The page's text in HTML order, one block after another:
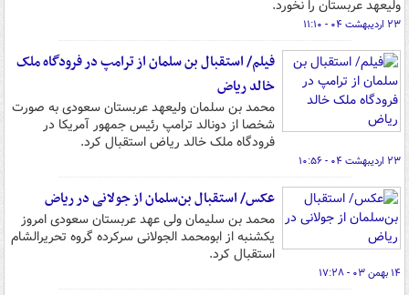
ولیعهد عربستان را نخورد.
۲۳ اردیبهشت ۰۴ - ۱۱:۱۰
فیلم/ استقبال بن سلمان از ترامپ در فرودگاه ملک
خالد ریاض
محمد بن سلمان ولیعهد عربستان سعودی به صورت
شخصا از دونالد ترامپ رئیس جمهور آمریکا در
فرودگاه ملک خالد ریاض استقبال کرد.
۲۳ اردیبهشت ۰۴ - ۱۰:۵۶
عکس/ استقبال بن‌سلمان از جولانی در ریاض
محمد بن سلیمان ولی عهد عربستان سعودی امروز
یکشنبه از ابومحمد الجولانی سرکرده گروه تحریرالشام
استقبال کرد.
۱۴ بهمن ۰۳ - ۱۷:۲۸